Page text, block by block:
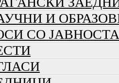
И
СО ЈАВНОСТА